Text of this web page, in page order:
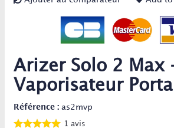
Arizer Solo 2
Vaporisateur
Référence : as2mvp
1 avis